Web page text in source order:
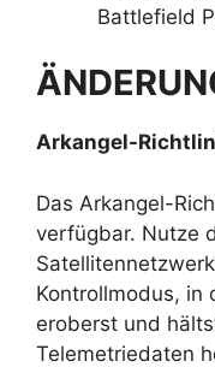
Battlefield
Arkangel-
Das Arkangel-
verfügbar. Nutze
Kontrollmodus, in
eroberst und
Telemetriedaten